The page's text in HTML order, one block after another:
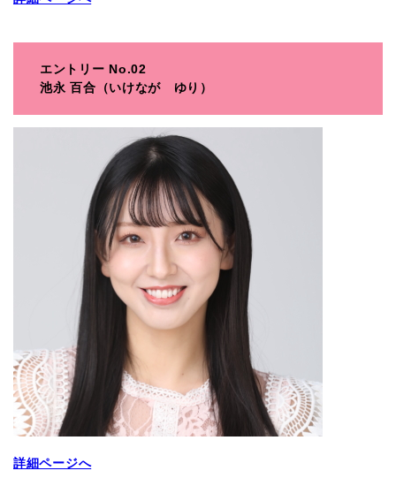
エントリー No.02
池永 百合（いけなが ゆり）
詳細ページへ